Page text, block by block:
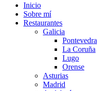
Inicio
Sobre mí
Restaurantes
Galicia
Pontevedra
La Coruña
Lugo
Orense
Asturias
Madrid